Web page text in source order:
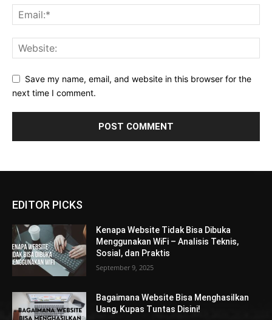
Save my name, email, and website in this browser for the
next time I comment.
EDITOR PICKS
Kenapa Website Tidak Bisa Dibuka
Menggunakan WiFi – Analisis Teknis,
Sosial, dan Praktis
September 9, 2025
Bagaimana Website Bisa Menghasilkan
Uang, Kupas Tuntas Disini!